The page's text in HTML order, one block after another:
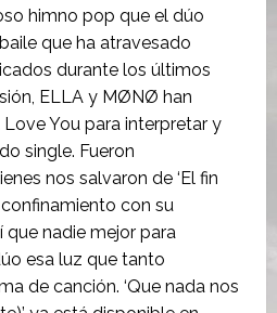
himno pop que el dúo
que ha atravesado
durante los últimos
ELLA y MØNØ han
You para interpretar y
single. Fueron
nos salvaron de ‘El fin
con su
nadie mejor para
esa luz que tanto
de canción. ‘Que nada nos